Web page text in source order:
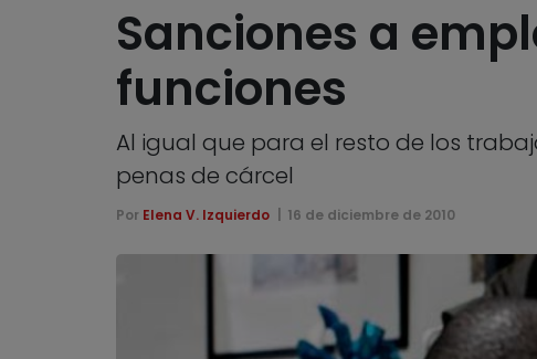
Sanciones a
funciones
Al igual que para el resto de los
penas de cárcel
Por Elena V. Izquierdo 16 de diciembre de 2010